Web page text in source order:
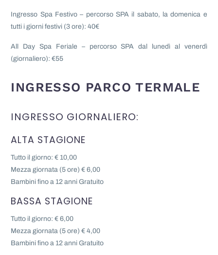
Ingresso Spa Festivo – percorso SPA il sabato, la domenica e
tutti i giorni festivi (3 ore): 40€
All Day Spa Feriale – percorso SPA dal lunedì al venerdì
(giornaliero): €55
INGRESSO PARCO TERMALE
INGRESSO GIORNALIERO:
ALTA STAGIONE
Tutto il giorno: € 10,00
Mezza giornata (5 ore) € 6,00
Bambini fino a 12 anni Gratuito
BASSA STAGIONE
Tutto il giorno: € 6,00
Mezza giornata (5 ore) € 4,00
Bambini fino a 12 anni Gratuito